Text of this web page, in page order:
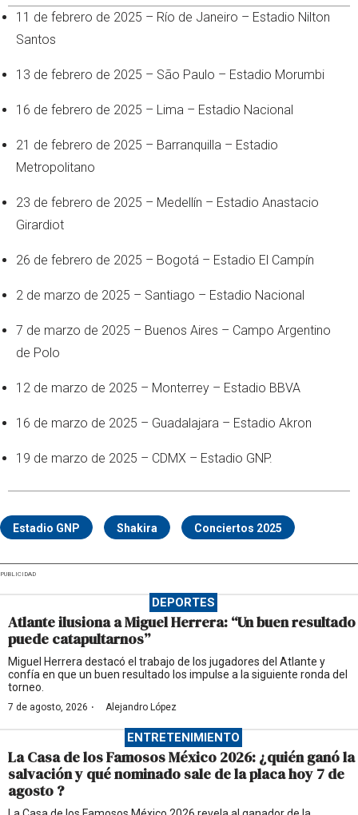
11 de febrero de 2025 – Río de Janeiro – Estadio Nilton
Santos
13 de febrero de 2025 – São Paulo – Estadio Morumbi
16 de febrero de 2025 – Lima – Estadio Nacional
21 de febrero de 2025 – Barranquilla – Estadio
Metropolitano
23 de febrero de 2025 – Medellín – Estadio Anastacio
Girardiot
26 de febrero de 2025 – Bogotá – Estadio El Campín
2 de marzo de 2025 – Santiago – Estadio Nacional
7 de marzo de 2025 – Buenos Aires – Campo Argentino
de Polo
12 de marzo de 2025 – Monterrey – Estadio BBVA
16 de marzo de 2025 – Guadalajara – Estadio Akron
19 de marzo de 2025 – CDMX – Estadio GNP.
Estadio GNP Shakira Conciertos 2025
PUBLICIDAD
DEPORTES
Atlante ilusiona a Miguel Herrera: “Un buen resultado
puede catapultarnos”
Miguel Herrera destacó el trabajo de los jugadores del Atlante y
confía en que un buen resultado los impulse a la siguiente ronda del
torneo.
7 de agosto, 2026 · Alejandro López
ENTRETENIMIENTO
La Casa de los Famosos México 2026: ¿quién ganó la
salvación y qué nominado sale de la placa hoy 7 de
agosto ?